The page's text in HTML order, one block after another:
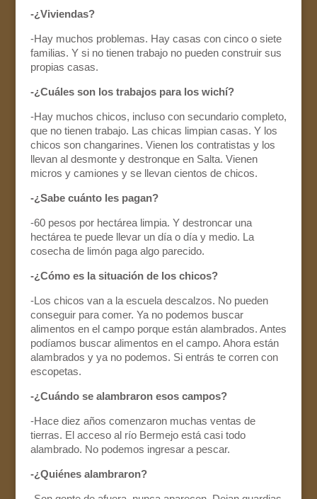
-¿Viviendas?
-Hay muchos problemas. Hay casas con cinco o siete
familias. Y si no tienen trabajo no pueden construir sus
propias casas.
-¿Cuáles son los trabajos para los wichí?
-Hay muchos chicos, incluso con secundario completo,
que no tienen trabajo. Las chicas limpian casas. Y los
chicos son changarines. Vienen los contratistas y los
llevan al desmonte y destronque en Salta. Vienen
micros y camiones y se llevan cientos de chicos.
-¿Sabe cuánto les pagan?
-60 pesos por hectárea limpia. Y destroncar una
hectárea te puede llevar un día o día y medio. La
cosecha de limón paga algo parecido.
-¿Cómo es la situación de los chicos?
-Los chicos van a la escuela descalzos. No pueden
conseguir para comer. Ya no podemos buscar
alimentos en el campo porque están alambrados. Antes
podíamos buscar alimentos en el campo. Ahora están
alambrados y ya no podemos. Si entrás te corren con
escopetas.
-¿Cuándo se alambraron esos campos?
-Hace diez años comenzaron muchas ventas de
tierras. El acceso al río Bermejo está casi todo
alambrado. No podemos ingresar a pescar.
-¿Quiénes alambraron?